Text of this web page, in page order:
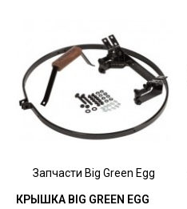
Запчасти Big Green Egg
КРЫШКА BIG GREEN EGG